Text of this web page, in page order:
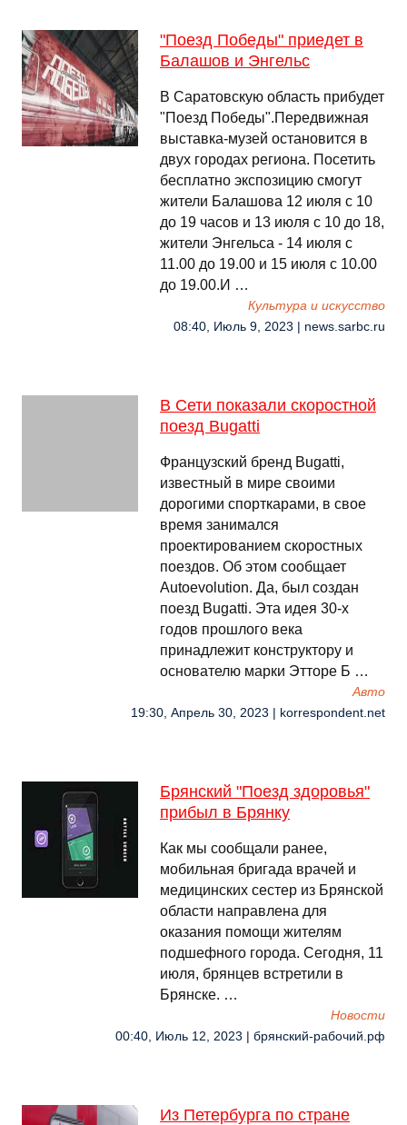
"Поезд Победы" приедет в
Балашов и Энгельс
В Саратовскую область прибудет
"Поезд Победы".Передвижная
выставка-музей остановится в
двух городах региона. Посетить
бесплатно экспозицию смогут
жители Балашова 12 июля с 10
до 19 часов и 13 июля с 10 до 18,
жители Энгельса - 14 июля с
11.00 до 19.00 и 15 июля с 10.00
до 19.00.И …
Культура и искусство
08:40, Июль 9, 2023 | news.sarbc.ru
В Сети показали скоростной
поезд Bugatti
Французский бренд Bugatti,
известный в мире своими
дорогими спорткарами, в свое
время занимался
проектированием скоростных
поездов. Об этом сообщает
Autoevolution. Да, был создан
поезд Bugatti. Эта идея 30-х
годов прошлого века
принадлежит конструктору и
основателю марки Этторе Б …
Авто
19:30, Апрель 30, 2023 | korrespondent.net
Брянский "Поезд здоровья"
прибыл в Брянку
Как мы сообщали ранее,
мобильная бригада врачей и
медицинских сестер из Брянской
области направлена для
оказания помощи жителям
подшефного города. Сегодня, 11
июля, брянцев встретили в
Брянске. …
Новости
00:40, Июль 12, 2023 | брянский-рабочий.рф
Из Петербурга по стране